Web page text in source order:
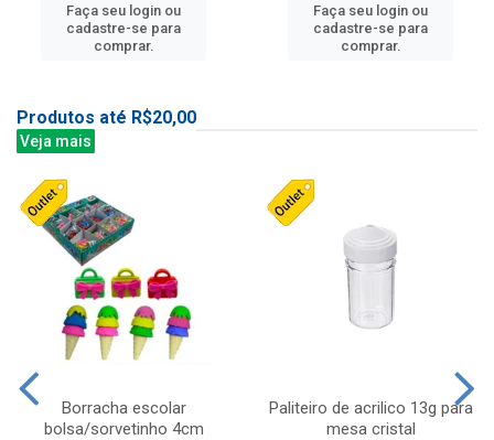
Faça seu login ou
cadastre-se para
comprar.
Faça seu login ou
cadastre-se para
comprar.
Produtos até R$20,00
Veja mais
Borracha escolar
bolsa/sorvetinho 4cm
Paliteiro de acrilico 13g para
mesa cristal